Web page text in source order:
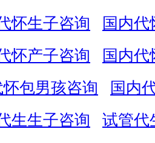
怀生子咨询
国内代
怀产子咨询
国内代
怀包男孩咨询
国内
生生子咨询
试管代